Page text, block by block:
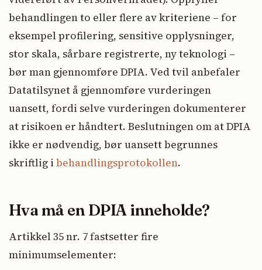
behandlingen to eller flere av kriteriene – for
eksempel profilering, sensitive opplysninger,
stor skala, sårbare registrerte, ny teknologi –
bør man gjennomføre DPIA. Ved tvil anbefaler
Datatilsynet å gjennomføre vurderingen
uansett, fordi selve vurderingen dokumenterer
at risikoen er håndtert. Beslutningen om at DPIA
ikke er nødvendig, bør uansett begrunnes
skriftlig ibehandlingsprotokollen.
Hva må en DPIA inneholde?
Artikkel 35 nr. 7 fastsetter fire
minimumselementer: